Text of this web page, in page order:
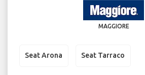
MAGGIORE
Seat Arona Seat Tarraco